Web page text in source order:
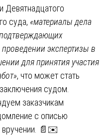
Девятнадцатого
суда, «материалы дела
подтверждающих
экспертизы в
для принятия участия
, что может стать
судом.
заказчикам
с описью
вручении. 📄✉️